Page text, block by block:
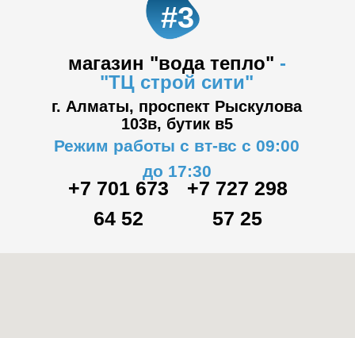
магазин "вода тепло" -
"ТЦ строй сити"
#3
г. Алматы, проспект Рыскулова
103в, бутик в5
Режим работы с вт-вс с 09:00
до 17:30
+7 701 673
64 52
+7 727 298
57 25